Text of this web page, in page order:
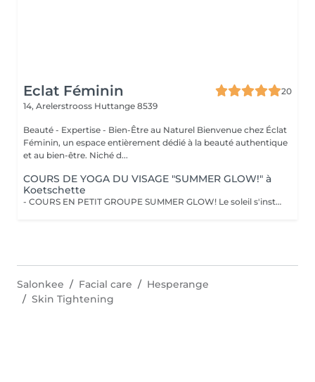
Eclat Féminin
20
14, Arelerstrooss Huttange 8539
Beauté - Expertise - Bien-Être au Naturel Bienvenue chez Éclat
Féminin, un espace entièrement dédié à la beauté authentique
et au bien-être. Niché d...
COURS DE YOGA DU VISAGE "SUMMER GLOW!" à
Koetschette
- COURS EN PETIT GROUPE SUMMER GLOW! Le soleil s'installe et si c'était le moment parfait pour sublimer votre beauté naturelle ? Vivez l'expérience unique du Face Yoga en petit groupe, dans une atmosphère douce et bienveillante. Ces séances vous permettent de découvrir la pratique pas à pas, d'apprendre les techniques essentielles et de profiter d'un moment de détente partagé dans l'énergie estivale. Un espace pour ralentir, relâcher les tensions et laisser votre beauté naturelle s'épanouir avec grâce. !!! LIEU !!! Centre scolaire et sportif de Koetschette (Salle au 1er étage de la piscine) Horaires : Lundi : 17h3018h30 / 18h3019h30 Mardi : 09h3010h30 / 10h3011h30 - Petits groupes de 8 à 10 personnes pour un accompagnement plus personnalisé. - Priorité de réservation accordée aux personnes abonnées. Découvrez l'ensemble de mes rituels et prestations exclusives sur: www.eclat-feminin.lu - SCROLLER VERS LE HAUT - DESCRIPTION -
Salonkee Facial care
Hesperange
Skin Tightening